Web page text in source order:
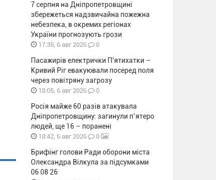
7 серпня на Дніпропетровщині
збережеться надзвичайна пожежна
небезпека, в окремих регіонах
України прогнозують грози
17:35, 6 авг 2026 0
Пасажирів електрички П'ятихатки –
Кривий Ріг евакуювали посеред поля
через повітряну загрозу
18:05, 6 авг 2026 0
Росія майже 60 разів атакувала
Дніпропетровщину: загинули п’ятеро
людей, ще 16 – поранені
18:42, 6 авг 2026 0
Брифінг голови Ради оборони міста
Олександра Вілкула за підсумками
06 08 26